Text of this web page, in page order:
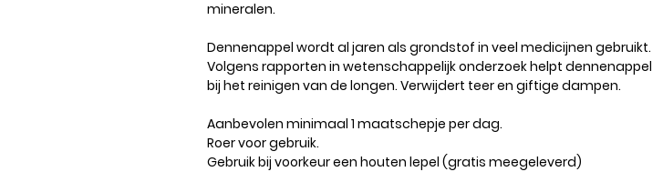
mineralen.
Dennenappel wordt al jaren als grondstof in veel medicijnen gebruikt.
Volgens rapporten in wetenschappelijk onderzoek helpt dennenappel
bij het reinigen van de longen. Verwijdert teer en giftige dampen.
Aanbevolen minimaal 1 maatschepje per dag.
Roer voor gebruik.
Gebruik bij voorkeur een houten lepel (gratis meegeleverd)